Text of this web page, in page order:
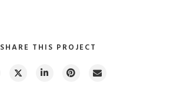
SHARE THIS PROJECT